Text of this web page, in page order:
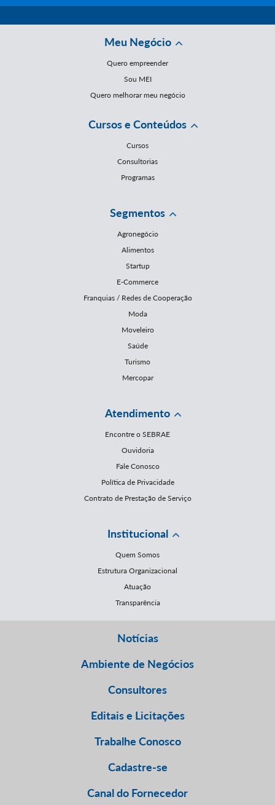
Meu Negócio
Quero empreender
Sou MEI
Quero melhorar meu negócio
Cursos e Conteúdos
Cursos
Consultorias
Programas
Segmentos
Agronegócio
Alimentos
Startup
E-Commerce
Franquias / Redes de Cooperação
Moda
Moveleiro
Saúde
Turismo
Mercopar
Atendimento
Encontre o SEBRAE
Ouvidoria
Fale Conosco
Política de Privacidade
Contrato de Prestação de Serviço
Institucional
Quem Somos
Estrutura Organizacional
Atuação
Transparência
Notícias
Ambiente de Negócios
Consultores
Editais e Licitações
Trabalhe Conosco
Cadastre-se
Canal do Fornecedor